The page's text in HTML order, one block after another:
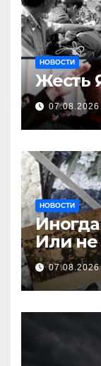
НОВОСТИ
Жесть
07.08.2026
НОВОСТИ
Или не